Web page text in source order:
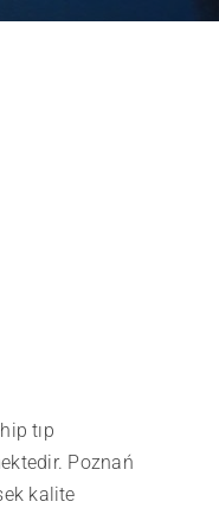
tıp
Poznań
kalite